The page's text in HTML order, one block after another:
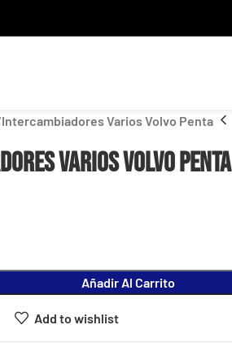
Intercambiadores Varios Volvo Penta
Varios Volvo Penta
Añadir Al Carrito
Add to wishlist